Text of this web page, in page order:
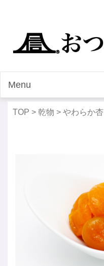
Menu
TOP > 乾物 > やわらか杏